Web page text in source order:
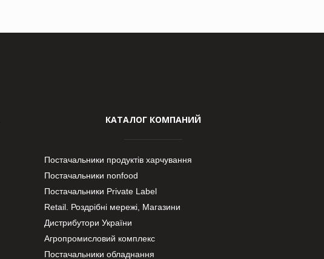
КАТАЛОГ КОМПАНИЙ
Постачальники продуктів харчування
Постачальники nonfood
Постачальники Private Label
Retail. Роздрібні мережі, Магазини
Дистрибутори України
Агропромисловий комплекс
Постачальники обладнання